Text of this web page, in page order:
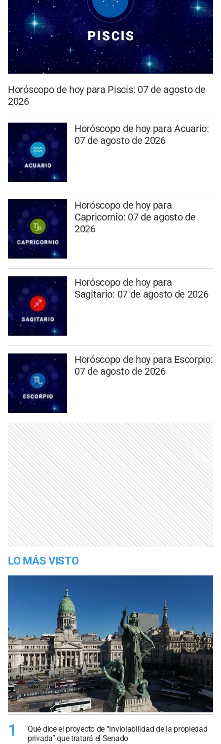
Horóscopo de hoy para Piscis: 07 de agosto de
2026
Horóscopo de hoy para Acuario:
07 de agosto de 2026
Horóscopo de hoy para
Capricornio: 07 de agosto de
2026
Horóscopo de hoy para
Sagitario: 07 de agosto de 2026
Horóscopo de hoy para Escorpio:
07 de agosto de 2026
LO MÁS VISTO
1
Qué dice el proyecto de “inviolabilidad de la propiedad
privada” que tratará el Senado